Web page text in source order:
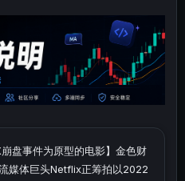
盘事件为原型的电影】金色财
媒体巨头Netflix正筹拍以2022